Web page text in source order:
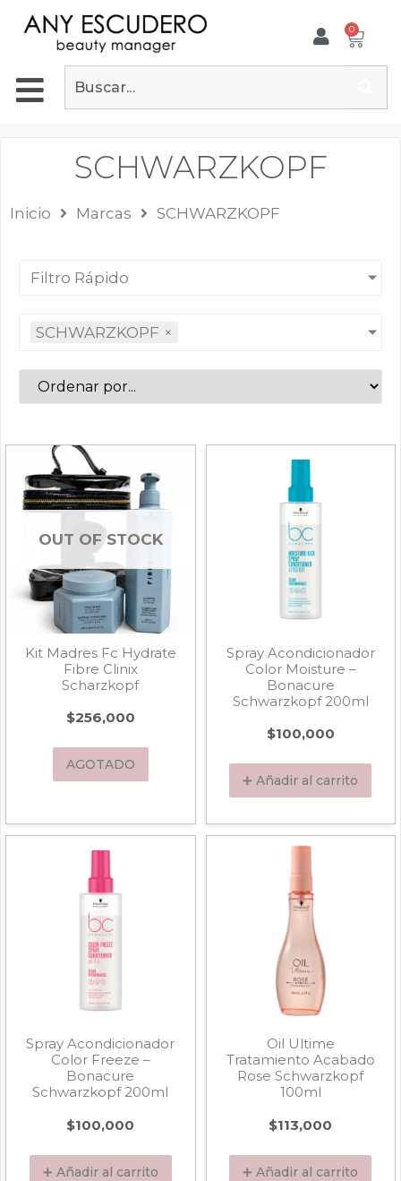
0
SCHWARZKOPF
Inicio Marcas SCHWARZKOPF
Filtro Rápido
SCHWARZKOPF ×
OUT OF STOCK
Kit Madres Fc Hydrate
Fibre Clinix
Scharzkopf
$256,000
AGOTADO
Spray Acondicionador
Color Moisture –
Bonacure
Schwarzkopf 200ml
$100,000
➕ Añadir al carrito
Spray Acondicionador
Color Freeze –
Bonacure
Schwarzkopf 200ml
$100,000
➕ Añadir al carrito
Oil Ultime
Tratamiento Acabado
Rose Schwarzkopf
100ml
$113,000
➕ Añadir al carrito